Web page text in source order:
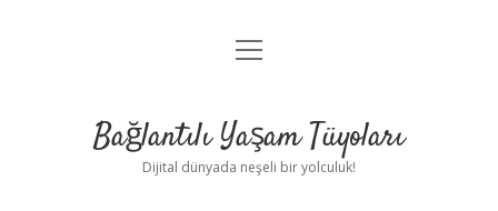
Anasayfa
Yasal Uyarı
menüyü
Bağlantılı Yaşam Tüyoları
Dijital dünyada neşeli bir yolculuk!